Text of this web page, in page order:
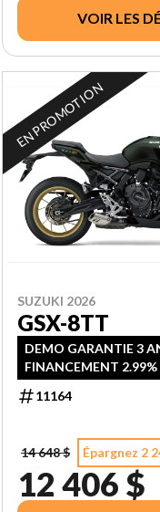
VOIR LES
EN PROMOTION
SUZUKI 2026
GSX-8TT
DEMO GARANTIE 3
FINANCEMENT
RABAIS
11164
14 648 $ Épargnez 2
12 406 $